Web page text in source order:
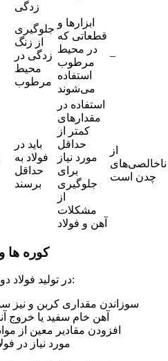
زدگی
جلوگیری
از زنگ
زدگی در
محیط
مرطوب
ابزارها و
قطعاتی که
در محیط
مرطوب
استفاده
می‌شوند
–
باید در
فولاد به
حداقل
برسند
استفاده در
مقدارهای
کمتر از
حداقل
مورد نیاز
برای
جلوگیری
از
مشکلات
آهن و فولاد
از
ناخالصی‌های
چدن است
کوره ها
در تولید فولاد دو هدف اصلی دنبال می‌شود:
سوزاندن مقداری کربن و نیز
آهن خام سفید یا خروج
افزودن مقادیر معین از
مورد نیاز در